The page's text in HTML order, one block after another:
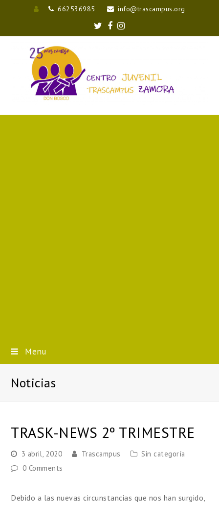
Entrar662536985 info@trascampus.org
TwitterFacebook
Instagram
Menu
Noticias
TRASK-NEWS 2º TRIMESTRE
3 abril, 2020 Trascampus
Sin categoría
0 Comments
Debido a las nuevas circunstancias que nos han surgido,